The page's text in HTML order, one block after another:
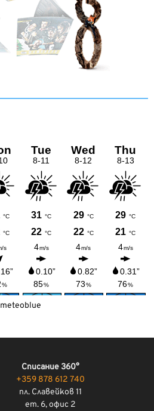
meteoblue
Списание 360°
+359 878 612 740
пл. Славейков 11
ет. 6, офис 2